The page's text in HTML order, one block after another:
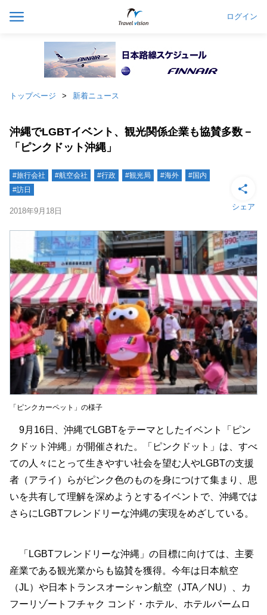
ログイン
トップページ 新着ニュース
沖縄でLGBTイベント、観光関係企業も協賛多数－
「ピンクドット沖縄」
#旅行会社 #航空会社 #行政 #観光局 #海外
#国内
#訪日
2018年9月18日 シェア
「ピンクカーペット」の様子
9月16日、沖縄でLGBTをテーマとしたイベント「ピン
クドット沖縄」が開催された。「ピンクドット」は、すべ
ての人々にとって生きやすい社会を望む人やLGBTの支援
者（アライ）らがピンク色のものを身につけて集まり、思
いを共有して理解を深めようとするイベントで、沖縄では
さらにLGBTフレンドリーな沖縄の実現をめざしている。
「LGBTフレンドリーな沖縄」の目標に向けては、主要
産業である観光業からも協賛を獲得。今年は日本航空
（JL）や日本トランスオーシャン航空（JTA／NU）、カ
フーリゾートフチャク コンド・ホテル、ホテルパームロ